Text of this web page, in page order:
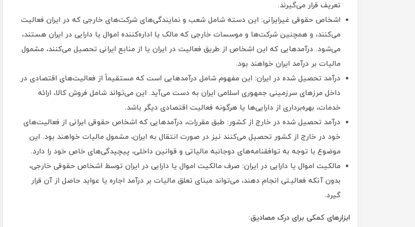
تعریف قرار می‌گیرند.
اشخاص حقوقی غیرایرانی: این دسته شامل شعب و نمایندگی‌های شرکت‌های خارجی که در ایران فعالیت
می‌کنند، و همچنین شرکت‌ها و موسسات خارجی که مالک یا اداره‌کننده اموال یا دارایی در ایران هستند،
می‌شود. درآمدهایی که این اشخاص از طریق فعالیت در ایران یا از منابع ایرانی تحصیل می‌کنند، مشمول
مالیات بر درآمد ایران خواهند بود.
درآمد تحصیل شده در ایران: این مفهوم شامل درآمدهایی است که مستقیماً از فعالیت‌های اقتصادی در
داخل مرزهای سرزمینی جمهوری اسلامی ایران به دست می‌آید. این می‌تواند شامل فروش کالا، ارائه
خدمات، بهره‌برداری از دارایی‌ها یا هرگونه فعالیت اقتصادی دیگر باشد.
درآمد تحصیل شده در خارج از کشور: طبق مقررات، درآمدهایی که اشخاص حقوقی ایرانی از فعالیت‌های
خود در خارج از کشور تحصیل می‌کنند نیز در صورت انتقال به ایران، مشمول مالیات خواهند بود. این
موضوع با توجه به توافقنامه‌های دوجانبه مالیاتی و قوانین داخلی، پیچیدگی‌های خاص خود را دارد.
مالکیت اموال یا دارایی در ایران: صرف مالکیت اموال یا دارایی در ایران توسط اشخاص حقوقی خارجی،
بدون آنکه فعالیتی انجام دهند، می‌تواند مبنای تعلق مالیات بر درآمد اجاره یا عواید حاصل از آن قرار
گیرد.
ابزارهای کمکی برای درک مصادیق: